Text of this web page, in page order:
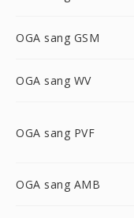
OGA sang GSM
OGA sang WV
OGA sang PVF
OGA sang AMB